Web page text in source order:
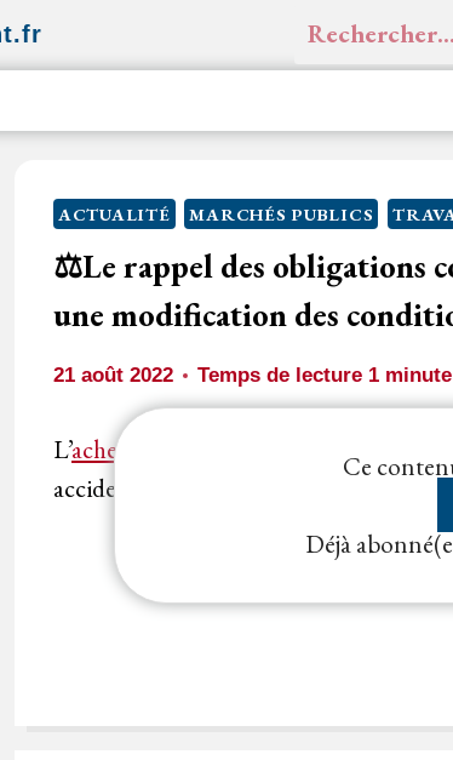
Rechercher :
ACTUALITÉ MARCHÉS PUBLICS
⚖️Le rappel des obligations
une modification des
21 août 2022 Temps de lecture 1 minute
L’acheteur
avait attiré l'attention de
accidentelle en ce qui concerne la
Ce
Déjà